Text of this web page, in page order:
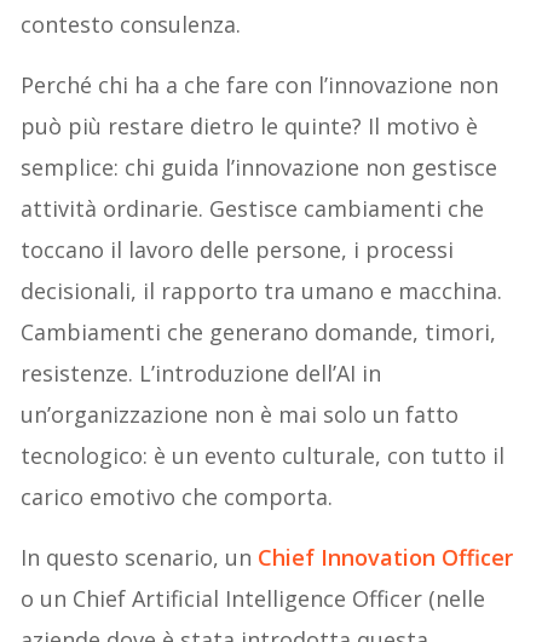
contesto consulenza.
Perché chi ha a che fare con l’innovazione non
può più restare dietro le quinte? Il motivo è
semplice: chi guida l’innovazione non gestisce
attività ordinarie. Gestisce cambiamenti che
toccano il lavoro delle persone, i processi
decisionali, il rapporto tra umano e macchina.
Cambiamenti che generano domande, timori,
resistenze. L’introduzione dell’AI in
un’organizzazione non è mai solo un fatto
tecnologico: è un evento culturale, con tutto il
carico emotivo che comporta.
In questo scenario, un Chief Innovation Officer
o un Chief Artificial Intelligence Officer (nelle